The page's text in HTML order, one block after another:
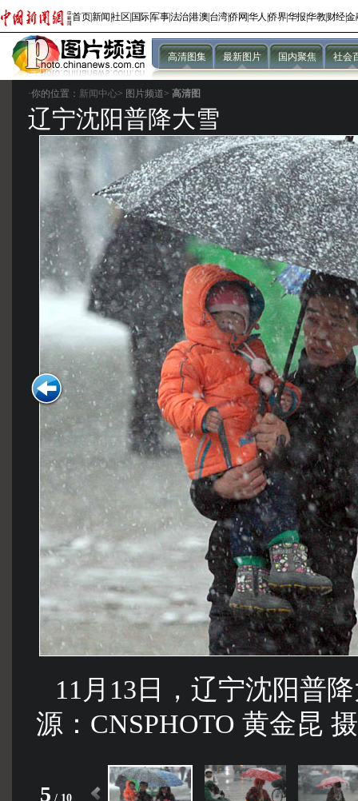
首页|新闻社区 国际|军事|法治|港澳 台湾|侨网 华人 侨界|华报华教|财经|金
高清图集 最新图片 国内聚焦 社会
·你的位置： 新闻中心> 图片频道> 高清图
辽宁沈阳普降大雪
11月13日，辽宁沈阳普
源：CNSPHOTO 黄金昆 摄
5 / 10